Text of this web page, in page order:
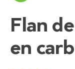
Flan
en